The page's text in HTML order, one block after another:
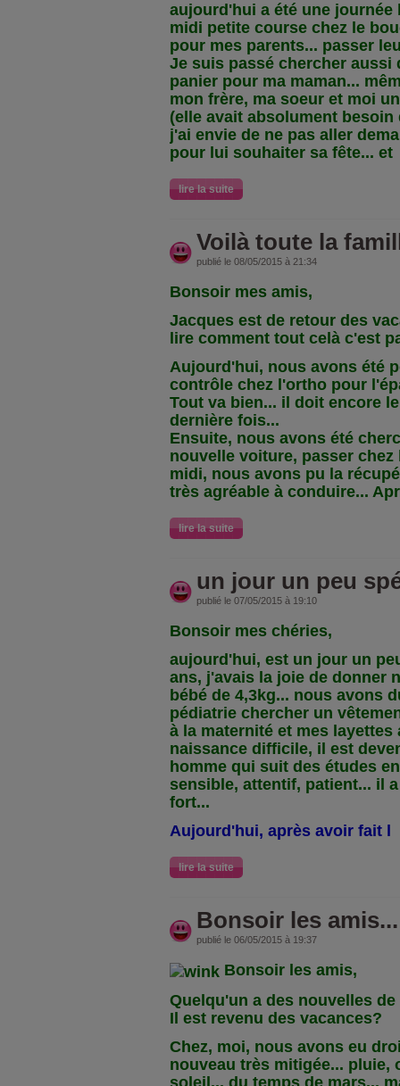
aujourd'hui a été une journée
midi petite course chez le
pour mes parents... passer
Je suis passé chercher
panier pour ma maman...
mon frère, ma soeur et moi
(elle avait absolument
j'ai envie de ne pas aller
pour lui souhaiter sa fête... et
lire la suite
Voilà toute la
publié le 08/05/2015 à 21:34
Bonsoir mes amis,
Jacques est de retour des
lire comment tout celà c'est
Aujourd'hui, nous avons été
contrôle chez l'ortho pour
Tout va bien... il doit encore
dernière fois...
Ensuite, nous avons été
nouvelle voiture, passer chez
midi, nous avons pu la
très agréable à conduire...
lire la suite
un jour un peu
publié le 07/05/2015 à 19:10
Bonsoir mes chéries,
aujourd'hui, est un jour un
ans, j'avais la joie de donner
bébé de 4,3kg... nous avons
pédiatrie chercher un
à la maternité et mes layettes
naissance difficile, il est
homme qui suit des études
sensible, attentif, patient... il
fort...
Aujourd'hui, après avoir fait l
lire la suite
Bonsoir les amis...
publié le 06/05/2015 à 19:37
Bonsoir les amis,
Quelqu'un a des nouvelles
Il est revenu des vacances?
Chez, moi, nous avons eu
nouveau très mitigée... pluie,
soleil... du temps de mars...